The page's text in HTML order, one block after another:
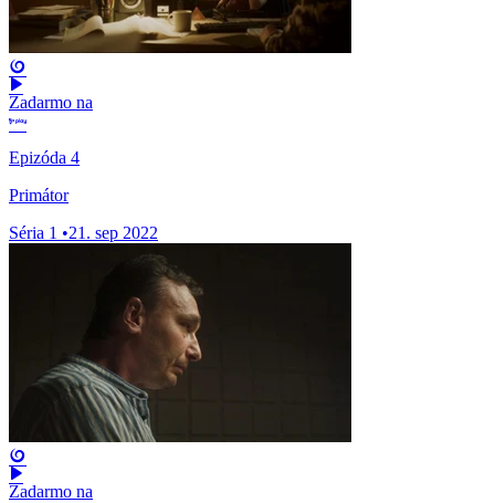
Zadarmo na
Epizóda 4
Primátor
Séria 1 •21. sep 2022
Zadarmo na